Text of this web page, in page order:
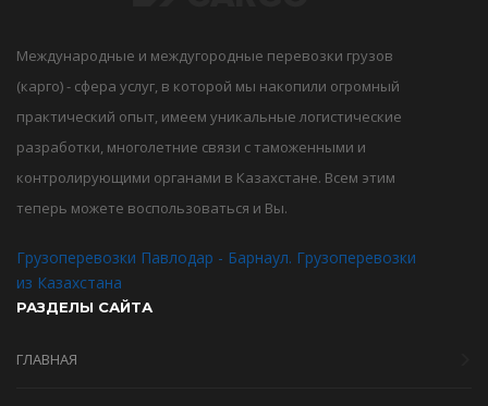
Международные и междугородные перевозки грузов
(карго) - сфера услуг, в которой мы накопили огромный
практический опыт, имеем уникальные логистические
разработки, многолетние связи с таможенными и
контролирующими органами в Казахстане. Всем этим
теперь можете воспользоваться и Вы.
Грузоперевозки Павлодар - Барнаул. Грузоперевозки
из Казахстана
РАЗДЕЛЫ САЙТА
ГЛАВНАЯ